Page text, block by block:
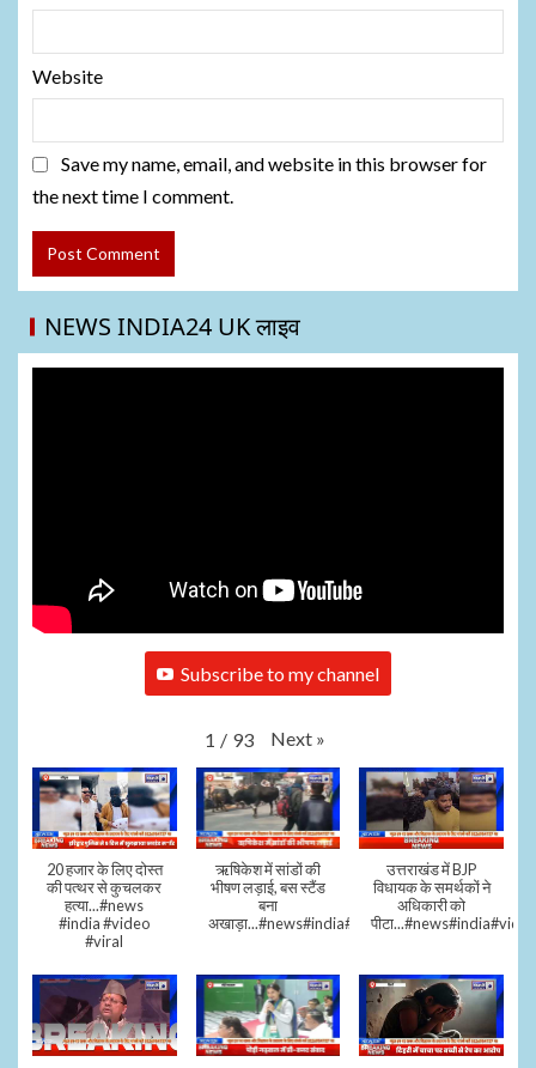
Website
Save my name, email, and website in this browser for
the next time I comment.
NEWS INDIA24 UK लाइव
Subscribe to my channel
1 / 93 Next »
20 हजार के लिए दोस्त
की पत्थर से कुचलकर
हत्या...#news
#india #video
#viral
ऋषिकेश में सांडों की
भीषण लड़ाई, बस स्टैंड
बना
अखाड़ा...#news#india#video#viral
उत्तराखंड में BJP
विधायक के समर्थकों ने
अधिकारी को